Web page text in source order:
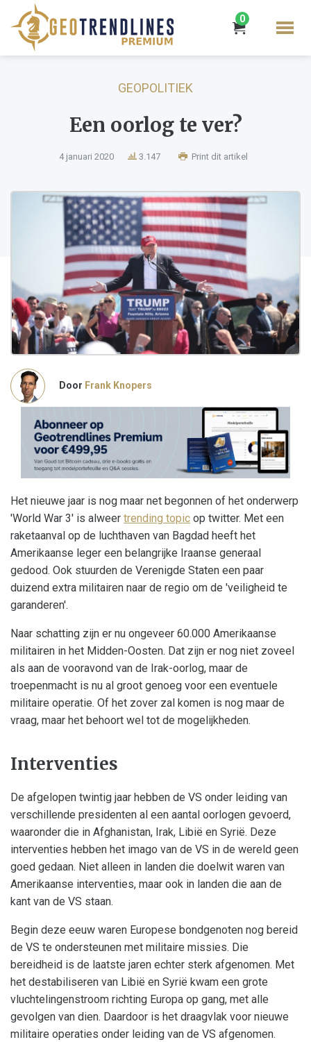
0
GEOPOLITIEK
Een oorlog te ver?
4 januari 2020 3.147 Print dit artikel
Door Frank Knopers
Het nieuwe jaar is nog maar net begonnen of het onderwerp
'World War 3' is alweer trending topic op twitter. Met een
raketaanval op de luchthaven van Bagdad heeft het
Amerikaanse leger een belangrijke Iraanse generaal
gedood. Ook stuurden de Verenigde Staten een paar
duizend extra militairen naar de regio om de 'veiligheid te
garanderen'.
Naar schatting zijn er nu ongeveer 60.000 Amerikaanse
militairen in het Midden-Oosten. Dat zijn er nog niet zoveel
als aan de vooravond van de Irak-oorlog, maar de
troepenmacht is nu al groot genoeg voor een eventuele
militaire operatie. Of het zover zal komen is nog maar de
vraag, maar het behoort wel tot de mogelijkheden.
Interventies
De afgelopen twintig jaar hebben de VS onder leiding van
verschillende presidenten al een aantal oorlogen gevoerd,
waaronder die in Afghanistan, Irak, Libië en Syrië. Deze
interventies hebben het imago van de VS in de wereld geen
goed gedaan. Niet alleen in landen die doelwit waren van
Amerikaanse interventies, maar ook in landen die aan de
kant van de VS staan.
Begin deze eeuw waren Europese bondgenoten nog bereid
de VS te ondersteunen met militaire missies. Die
bereidheid is de laatste jaren echter sterk afgenomen. Met
het destabiliseren van Libië en Syrië kwam een grote
vluchtelingenstroom richting Europa op gang, met alle
gevolgen van dien. Daardoor is het draagvlak voor nieuwe
militaire operaties onder leiding van de VS afgenomen.